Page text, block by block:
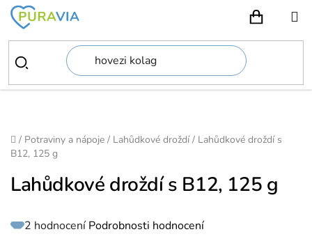
Přejít
obsah
Domů
/ Potraviny a nápoje / Lahůdkové droždí / Lahůdkové droždí s
B12, 125 g
Lahůdkové droždí s B12, 125 g
Průměrné
hodnocení
2 hodnocení Podrobnosti hodnocení